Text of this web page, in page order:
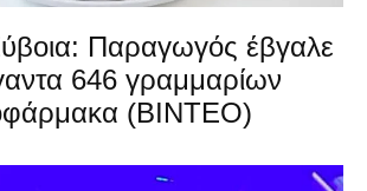
Παραγωγός έβγαλε
646 γραμμαρίων
(ΒΙΝΤΕΟ)